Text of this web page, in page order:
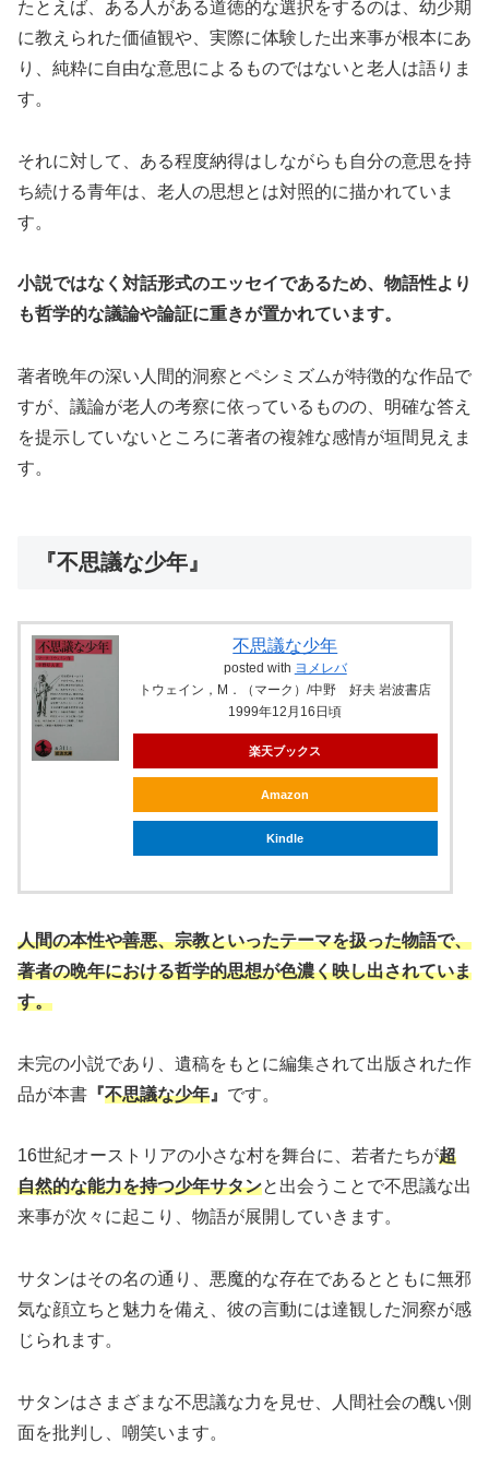
たとえば、ある人がある道徳的な選択をするのは、幼少期
に教えられた価値観や、実際に体験した出来事が根本にあ
り、純粋に自由な意思によるものではないと老人は語りま
す。
それに対して、ある程度納得はしながらも自分の意思を持
ち続ける青年は、老人の思想とは対照的に描かれていま
す。
小説ではなく対話形式のエッセイであるため、物語性より
も哲学的な議論や論証に重きが置かれています。
著者晩年の深い人間的洞察とペシミズムが特徴的な作品で
すが、議論が老人の考察に依っているものの、明確な答え
を提示していないところに著者の複雑な感情が垣間見えま
す。
『不思議な少年』
不思議な少年
posted with ヨメレバ
トウェイン，M．（マーク）/中野 好夫 岩波書店
1999年12月16日頃
楽天ブックス
Amazon
Kindle
人間の本性や善悪、宗教といったテーマを扱った物語で、
著者の晩年における哲学的思想が色濃く映し出されていま
す。
未完の小説であり、遺稿をもとに編集されて出版された作
品が本書 『不思議な少年 』 です。
16世紀オーストリアの小さな村を舞台に、若者たちが超
自然的な能力を持つ少年サタンと出会うことで不思議な出
来事が次々に起こり、物語が展開していきます。
サタンはその名の通り、悪魔的な存在であるとともに無邪
気な顔立ちと魅力を備え、彼の言動には達観した洞察が感
じられます。
サタンはさまざまな不思議な力を見せ、人間社会の醜い側
面を批判し、嘲笑います。